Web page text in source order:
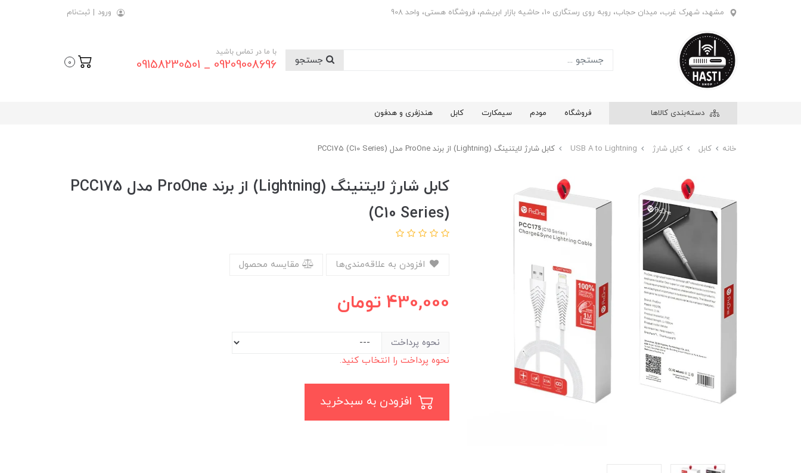
مشهد، شهرک غرب، میدان حجاب، روبه روی رستگاری 10، حاشیه بازار ابریشم، فروشگاه هستی، واحد 908 ورود | ثبت‌نام
با ما در تماس باشید
09209008696 _ 09158230501
0
دسته‌بندی کالاها فروشگاه مودم سیمکارت کابل هندزفری و هدفون
خانه کابل کابل شارژ USB A to Lightning کابل شارژ لایتنینگ (Lightning) از برند ProOne مدل PCC175 (C10 Series)
کابل شارژ لایتنینگ (Lightning) از برند ProOne مدل PCC175
(C10 Series)
مقایسه محصول
430,000 تومان
نحوه پرداخت
نحوه پرداخت را انتخاب کنید.